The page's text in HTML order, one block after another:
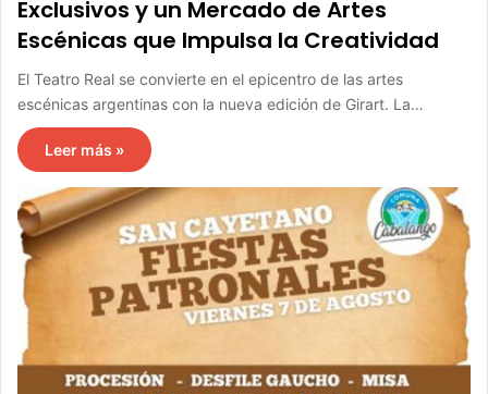
Exclusivos y un Mercado de Artes
Escénicas que Impulsa la Creatividad
El Teatro Real se convierte en el epicentro de las artes
escénicas argentinas con la nueva edición de Girart. La…
Leer más »